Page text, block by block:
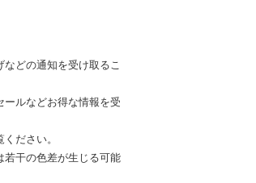
どの通知を受け取るこ
ールなどお得な情報を受
ださい。
干の色差が生じる可能